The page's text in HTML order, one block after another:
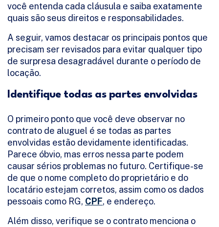
você entenda cada cláusula e saiba exatamente
quais são seus direitos e responsabilidades.
A seguir, vamos destacar os principais pontos que
precisam ser revisados para evitar qualquer tipo
de surpresa desagradável durante o período de
locação.
Identifique todas as partes envolvidas
O primeiro ponto que você deve observar no
contrato de aluguel é se todas as partes
envolvidas estão devidamente identificadas.
Parece óbvio, mas erros nessa parte podem
causar sérios problemas no futuro. Certifique-se
de que o nome completo do proprietário e do
locatário estejam corretos, assim como os dados
pessoais como RG, CPF, e endereço.
Além disso, verifique se o contrato menciona o